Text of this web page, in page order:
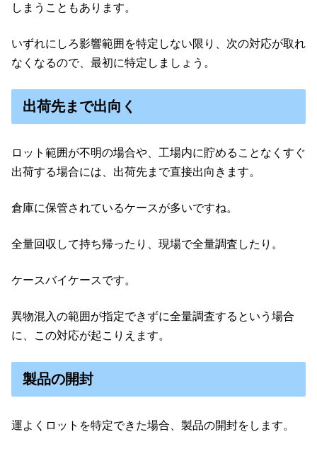
しまうこともあります。
いずれにしろ影響範囲を特定しない限り、次の対応が取れ
なくなるので、最初に特定しましょう。
出荷先まで出向く
ロット範囲が不明の場合や、工場内に貯めることなくすぐ
出荷する場合には、出荷先まで直接出向きます。
倉庫に保管されているケースが多いですね。
全量回収して持ち帰ったり、現場で全量調査したり。
ケースバイケースです。
異物混入の範囲が指定できずに全量調査するという場合
に、この対応が起こりえます。
製品の開封
運よくロットを特定できた場合、製品の開封をします。